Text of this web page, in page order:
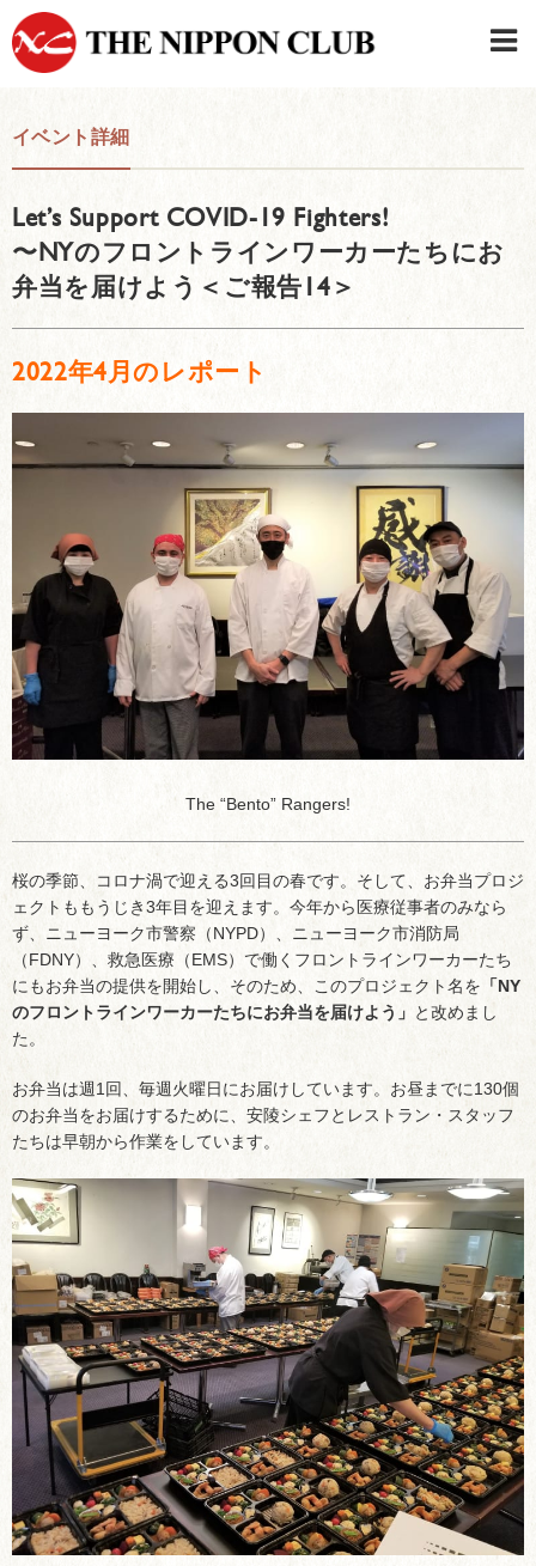
イベント詳細
Let’s Support COVID-19 Fighters!
〜NYのフロントラインワーカーたちにお
弁当を届けよう＜ご報告14＞
2022年4月のレポート
The “Bento” Rangers!
桜の季節、コロナ渦で迎える3回目の春です。そして、お弁当プロジ
ェクトももうじき3年目を迎えます。今年から医療従事者のみなら
ず、ニューヨーク市警察（NYPD）、ニューヨーク市消防局
（FDNY）、救急医療（EMS）で働くフロントラインワーカーたち
にもお弁当の提供を開始し、そのため、このプロジェクト名を 「NY
のフロントラインワーカーたちにお弁当を届けよう」 と改めまし
た。
お弁当は週1回、毎週火曜日にお届けしています。お昼までに130個
のお弁当をお届けするために、安陵シェフとレストラン・スタッフ
たちは早朝から作業をしています。
日本クラブメンバーログイン
連絡先・駐車場
はじめてご利用の方はこちら